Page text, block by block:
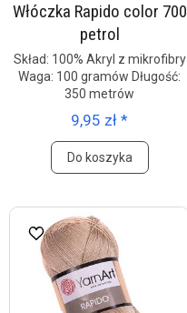
Włóczka Rapido color 700
petrol
Skład: 100% Akryl z mikrofibry
Waga: 100 gramów Długość:
350 metrów
9,95 zł *
Do koszyka